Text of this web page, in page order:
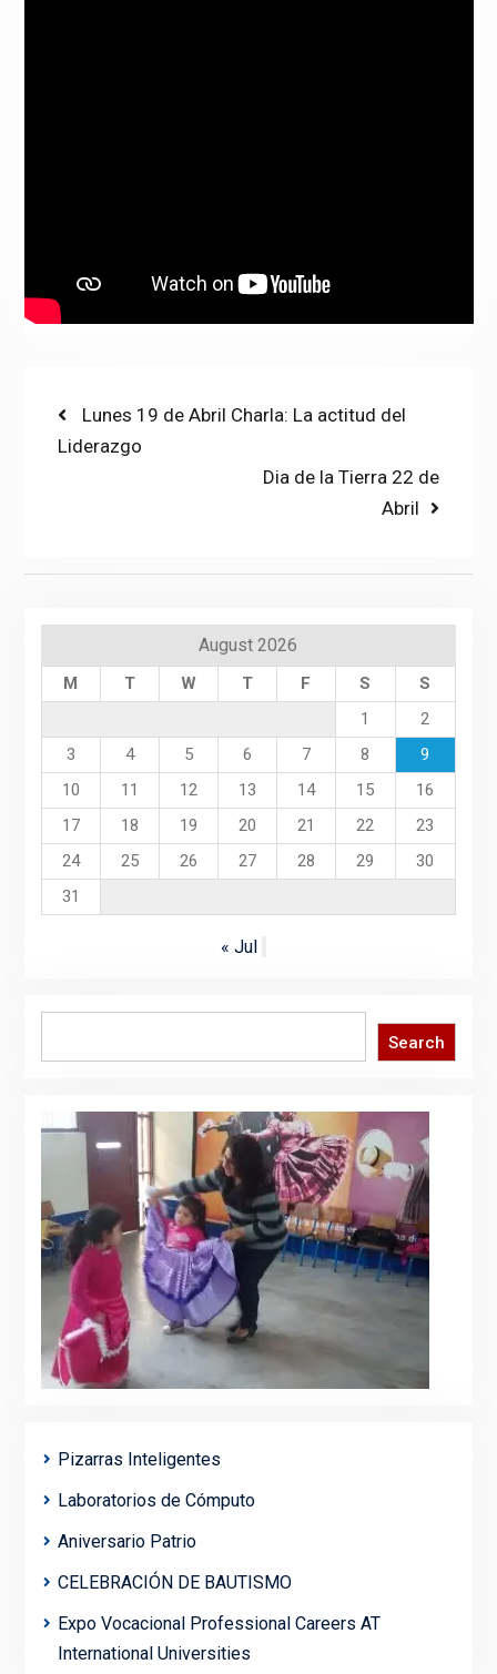
Post
navigation
Previous
post:
Lunes 19 de Abril Charla: La actitud del
Liderazgo
Next
Dia de la Tierra 22 de
Abril
August 2026
M T W T F S
S
1
2
3
4 5 6 7 8
9
10
11 12 13 14 15
16
17
18 19 20 21 22
23
24
25 26 27 28 29
30
31
« Jul
Search
Pizarras Inteligentes
Laboratorios de Cómputo
Aniversario Patrio
CELEBRACIÓN DE BAUTISMO
Expo Vocacional Professional Careers AT
International Universities